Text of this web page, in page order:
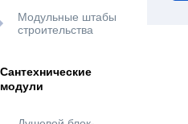
Модульные штабы
строительства
Сантехнические
модули